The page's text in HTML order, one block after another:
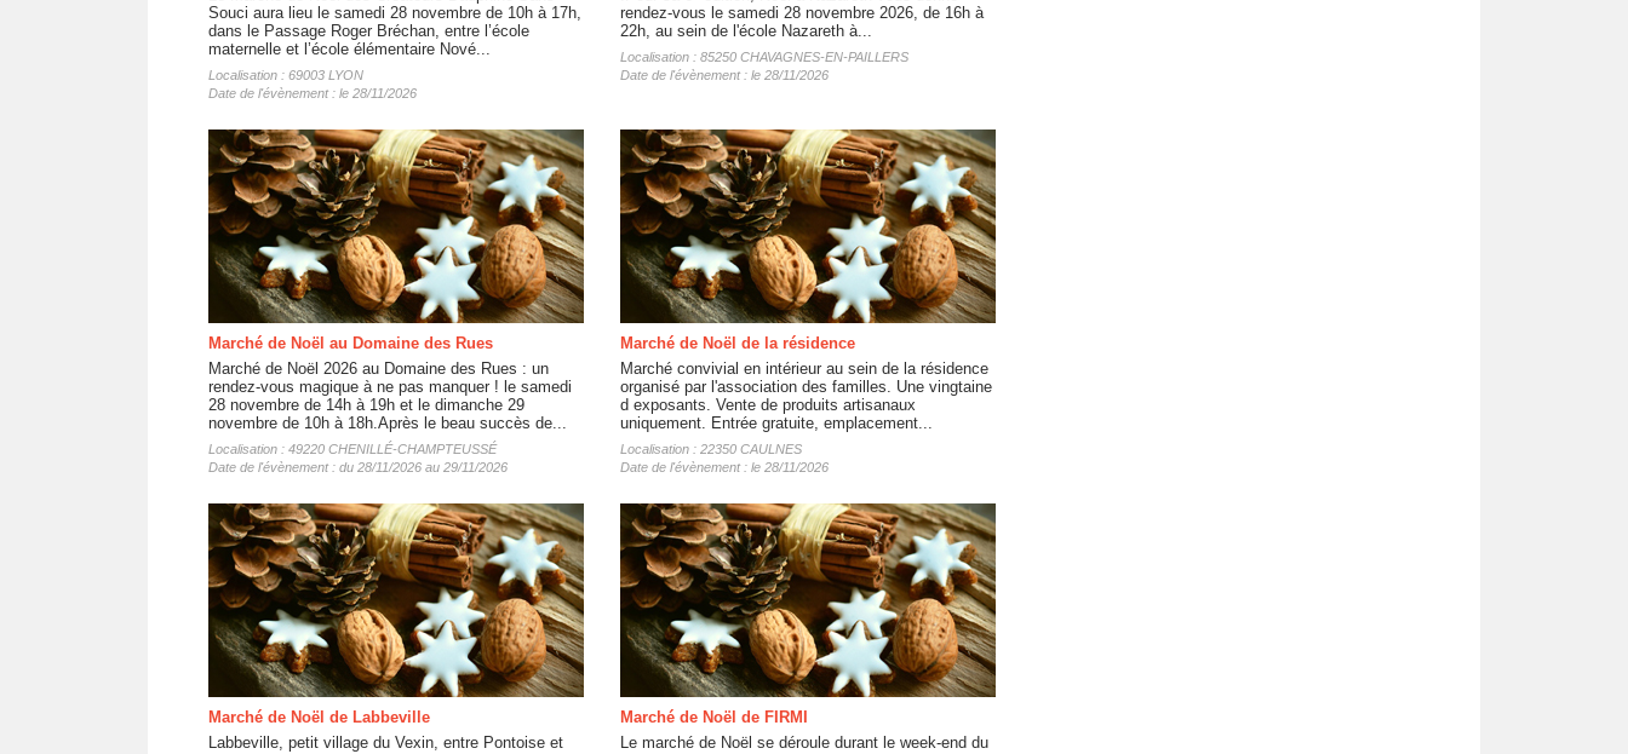
Souci aura lieu le samedi 28 novembre de 10h à 17h,
dans le Passage Roger Bréchan, entre l’école
maternelle et l’école élémentaire Nové...
Localisation : 69003 LYON
Date de l'évènement : le 28/11/2026
rendez-vous le samedi 28 novembre 2026, de 16h à
22h, au sein de l'école Nazareth à...
Localisation : 85250 CHAVAGNES-EN-PAILLERS
Date de l'évènement : le 28/11/2026
Marché de Noël au Domaine des Rues
Marché de Noël 2026 au Domaine des Rues : un
rendez-vous magique à ne pas manquer ! le samedi
28 novembre de 14h à 19h et le dimanche 29
novembre de 10h à 18h.Après le beau succès de...
Localisation : 49220 CHENILLÉ-CHAMPTEUSSÉ
Date de l'évènement : du 28/11/2026 au 29/11/2026
Marché de Noël de la résidence
Marché convivial en intérieur au sein de la résidence
organisé par l'association des familles. Une vingtaine
d exposants. Vente de produits artisanaux
uniquement. Entrée gratuite, emplacement...
Localisation : 22350 CAULNES
Date de l'évènement : le 28/11/2026
Marché de Noël de Labbeville
Labbeville, petit village du Vexin, entre Pontoise et
Marché de Noël de FIRMI
Le marché de Noël se déroule durant le week-end du